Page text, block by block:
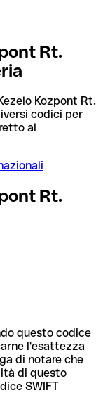
Rt.
Kozpont Rt.
codici per
al
Rt.
questo codice
l'esattezza
di notare che
di questo
SWIFT